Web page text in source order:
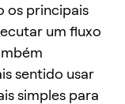
os principais
um fluxo
sentido usar
simples para